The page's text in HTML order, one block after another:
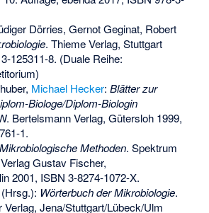
Dörries, Gernot Geginat, Robert
. Thieme Verlag, Stuttgart
125311-8. (Duale Reihe:
Michael Hecker: Blätter zur
Biologe/Diplom-Biologin
Bertelsmann Verlag, Gütersloh 1999,
1.
Mikrobiologische Methoden. Spektrum
Gustav Fischer,
2001, ISBN 3-8274-1072-X.
Wörterbuch der Mikrobiologie.
Jena/Stuttgart/Lübeck/Ulm